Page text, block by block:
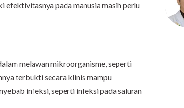
efektivitasnya pada manusia masih perlu
melawan mikroorganisme, seperti
terbukti secara klinis mampu
infeksi, seperti infeksi pada saluran